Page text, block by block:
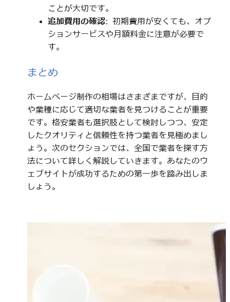
ことが大切です。
追加費用の確認: 初期費用が安くても、オプ
ションサービスや月額料金に注意が必要で
す。
まとめ
ホームページ制作の相場はさまざまですが、目的
や業種に応じて適切な業者を見つけることが重要
です。格安業者も選択肢として検討しつつ、安定
したクオリティと信頼性を持つ業者を見極めまし
ょう。次のセクションでは、全国で業者を探す方
法について詳しく解説していきます。あなたのウ
ェブサイトが成功するための第一歩を踏み出しま
しょう。